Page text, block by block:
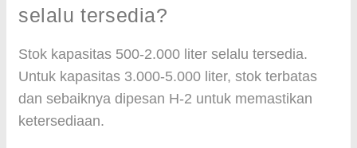
selalu tersedia?
Stok kapasitas 500-2.000 liter selalu tersedia.
Untuk kapasitas 3.000-5.000 liter, stok terbatas
dan sebaiknya dipesan H-2 untuk memastikan
ketersediaan.